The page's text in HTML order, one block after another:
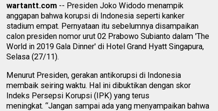
wartantt.com -- Presiden Joko Widodo menampik
anggapan bahwa korupsi di Indonesia seperti kanker
stadium empat. Pernyataan itu sebelumnya disampaikan
calon presiden nomor urut 02 Prabowo Subianto dalam 'The
World in 2019 Gala Dinner' di Hotel Grand Hyatt Singapura,
Selasa (27/11).
Menurut Presiden, gerakan antikorupsi di Indonesia
membaik seiring waktu. Hal ini dibuktikan dengan skor
Indeks Persepsi Korupsi (IPK) yang terus
meningkat. “Jangan sampai ada yang menyampaikan bahwa